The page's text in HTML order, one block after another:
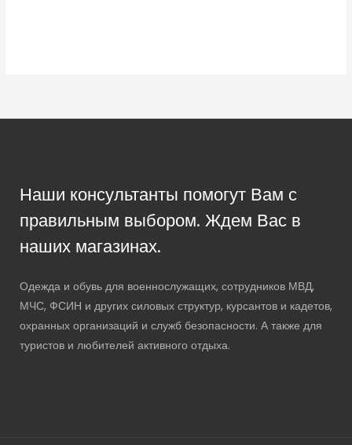
Наши консультанты помогут Вам с
правильным выбором. Ждем Вас в
наших магазинах.
Одежда и обувь для военнослужащих, сотрудников МВД,
МЧС, ФСИН и других силовых структур, курсантов и кадетов,
охранных организаций и служб безопасности. А также для
туристов и любителей активного отдыха.